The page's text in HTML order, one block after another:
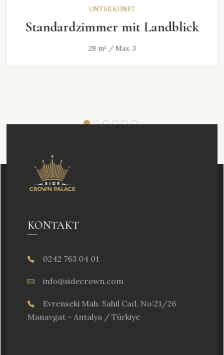
UNTERKUNFT
Standardzimmer mit Landblick
28 m² / Max. 3
KONTAKT
0242 763 04 01
info@sidecrown.com
Evrenseki Mah. Sahil Cad. No:21/26
Manavgat - Antalya / Türkiye